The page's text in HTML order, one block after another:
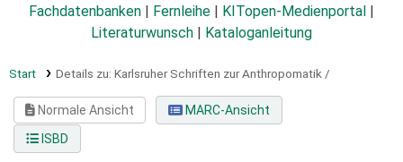
Fachdatenbanken
Fernleihe KITopen-Medienportal
Literaturwunsch
Kataloganleitung
Start Details zu: Karlsruher Schriften zur Anthropomatik /
Normale Ansicht
MARC-Ansicht
ISBD